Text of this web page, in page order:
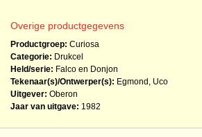
Overige productgegevens
Productgroep: Curiosa
Categorie: Drukcel
Held/serie: Falco en Donjon
Tekenaar(s)/Ontwerper(s): Egmond, Uco
Uitgever: Oberon
Jaar van uitgave: 1982